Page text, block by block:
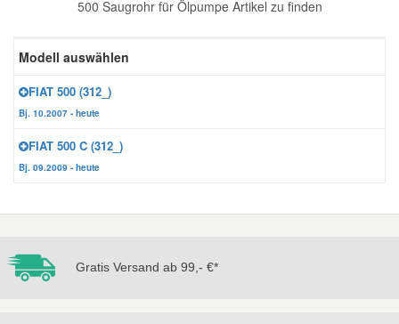
500 Saugrohr für Ölpumpe Artikel zu finden
Modell auswählen
FIAT 500 (312_)
Bj. 10.2007 - heute
FIAT 500 C (312_)
Bj. 09.2009 - heute
Gratis Versand ab 99,- €*
Zündanlage und Glühanlage
Jeep Ersatzteile